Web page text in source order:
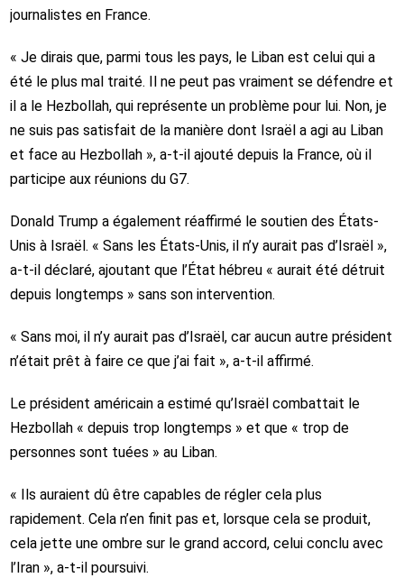
journalistes en France.
« Je dirais que, parmi tous les pays, le Liban est celui qui a
été le plus mal traité. Il ne peut pas vraiment se défendre et
il a le Hezbollah, qui représente un problème pour lui. Non, je
ne suis pas satisfait de la manière dont Israël a agi au Liban
et face au Hezbollah », a-t-il ajouté depuis la France, où il
participe aux réunions du G7.
Donald Trump a également réaffirmé le soutien des États-
Unis à Israël. « Sans les États-Unis, il n’y aurait pas d’Israël »,
a-t-il déclaré, ajoutant que l’État hébreu « aurait été détruit
depuis longtemps » sans son intervention.
« Sans moi, il n’y aurait pas d’Israël, car aucun autre président
n’était prêt à faire ce que j’ai fait », a-t-il affirmé.
Le président américain a estimé qu’Israël combattait le
Hezbollah « depuis trop longtemps » et que « trop de
personnes sont tuées » au Liban.
« Ils auraient dû être capables de régler cela plus
rapidement. Cela n’en finit pas et, lorsque cela se produit,
cela jette une ombre sur le grand accord, celui conclu avec
l’Iran », a-t-il poursuivi.